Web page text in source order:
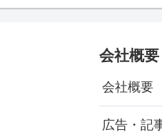
会社概要
会社概要
広告・記